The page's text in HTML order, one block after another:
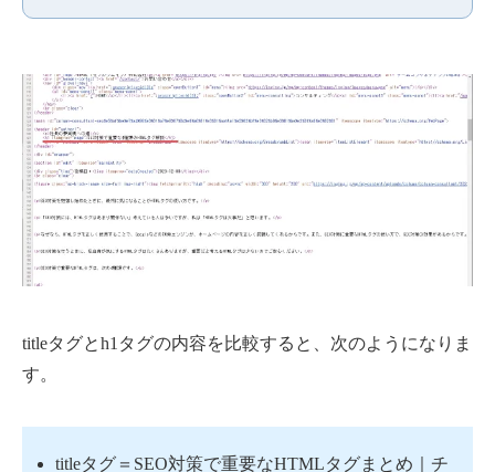
titleタグとh1タグの内容を比較すると、次のようになりま
す。
titleタグ＝SEO対策で重要なHTMLタグまとめ｜チ